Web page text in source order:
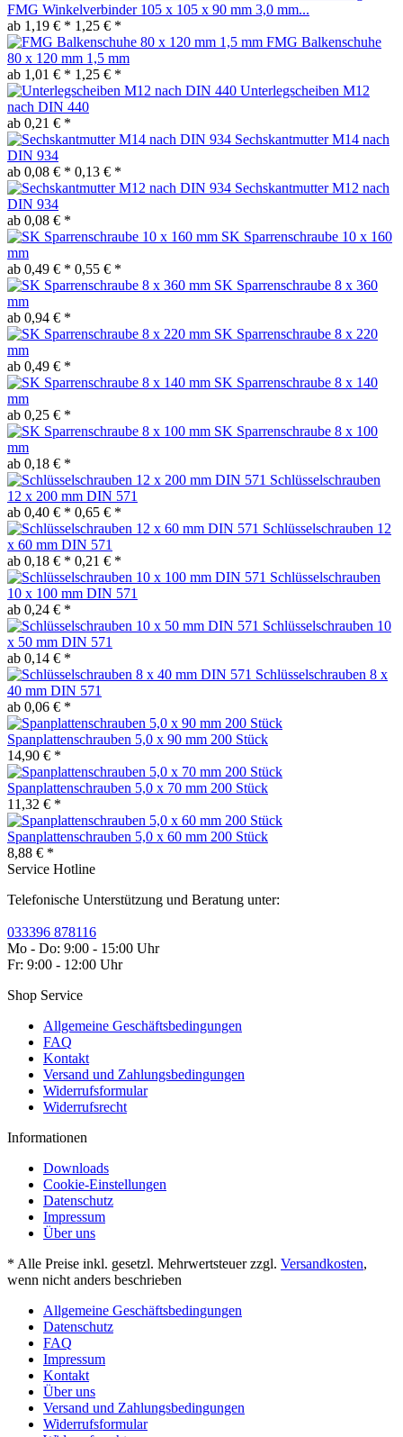
FMG Winkelverbinder 105 x 105 x 90 mm 3,0 mm...
ab 1,19 € * 1,25 € *
FMG Balkenschuhe
80 x 120 mm 1,5 mm
ab 1,01 € * 1,25 € *
Unterlegscheiben M12
nach DIN 440
ab 0,21 € *
Sechskantmutter M14 nach
DIN 934
ab 0,08 € * 0,13 € *
Sechskantmutter M12 nach
DIN 934
ab 0,08 € *
SK Sparrenschraube 10 x 160
mm
ab 0,49 € * 0,55 € *
SK Sparrenschraube 8 x 360
mm
ab 0,94 € *
SK Sparrenschraube 8 x 220
mm
ab 0,49 € *
SK Sparrenschraube 8 x 140
mm
ab 0,25 € *
SK Sparrenschraube 8 x 100
mm
ab 0,18 € *
Schlüsselschrauben
12 x 200 mm DIN 571
ab 0,40 € * 0,65 € *
Schlüsselschrauben 12
x 60 mm DIN 571
ab 0,18 € * 0,21 € *
Schlüsselschrauben
10 x 100 mm DIN 571
ab 0,24 € *
Schlüsselschrauben 10
x 50 mm DIN 571
ab 0,14 € *
Schlüsselschrauben 8 x
40 mm DIN 571
ab 0,06 € *
Spanplattenschrauben 5,0 x 90 mm 200 Stück
14,90 € *
Spanplattenschrauben 5,0 x 70 mm 200 Stück
11,32 € *
Spanplattenschrauben 5,0 x 60 mm 200 Stück
8,88 € *
Service Hotline
Telefonische Unterstützung und Beratung unter:
033396 878116
Mo - Do: 9:00 - 15:00 Uhr
Fr: 9:00 - 12:00 Uhr
Shop Service
Allgemeine Geschäftsbedingungen
FAQ
Kontakt
Versand und Zahlungsbedingungen
Widerrufsformular
Widerrufsrecht
Informationen
Downloads
Cookie-Einstellungen
Datenschutz
Impressum
Über uns
* Alle Preise inkl. gesetzl. Mehrwertsteuer zzgl. Versandkosten,
wenn nicht anders beschrieben
Allgemeine Geschäftsbedingungen
Datenschutz
FAQ
Impressum
Kontakt
Über uns
Versand und Zahlungsbedingungen
Widerrufsformular